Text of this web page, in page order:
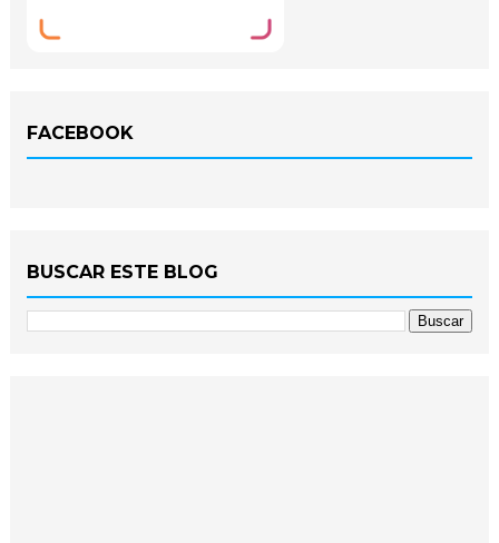
FACEBOOK
BUSCAR ESTE BLOG